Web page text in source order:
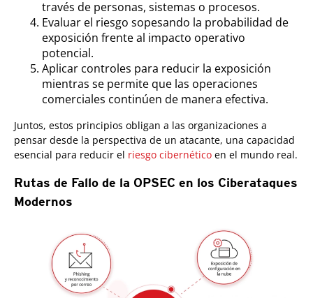
través de personas, sistemas o procesos.
Evaluar el riesgo sopesando la probabilidad de
exposición frente al impacto operativo
potencial.
Aplicar controles para reducir la exposición
mientras se permite que las operaciones
comerciales continúen de manera efectiva.
Juntos, estos principios obligan a las organizaciones a
pensar desde la perspectiva de un atacante, una capacidad
esencial para reducir el riesgo cibernético en el mundo real.
Rutas de Fallo de la OPSEC en los Ciberataques
Modernos